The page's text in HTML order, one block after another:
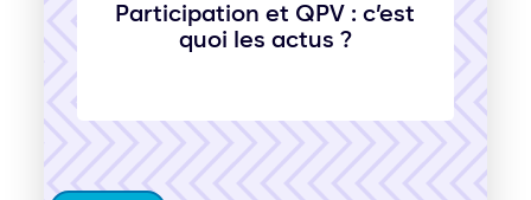
Participation et QPV : c’est
quoi les actus ?